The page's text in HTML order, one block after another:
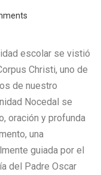
escolar se vistió
Christi, uno de
de nuestro
Nocedal se
oración y profunda
una
guiada por el
del Padre Oscar